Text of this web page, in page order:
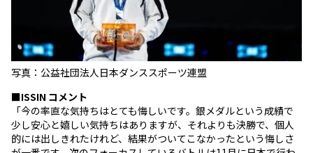
写真：公益社団法人日本ダンススポーツ連盟
■ISSIN コメント
「今の率直な気持ちはとても悔しいです。銀メダルという成績で
少し安心と嬉しい気持ちはありますが、それよりも決勝で、個人
的には出しきれたけれど、結果がついてこなかったという悔しさ